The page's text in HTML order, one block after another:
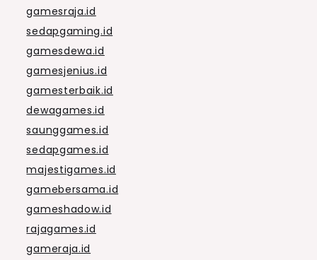
gamesraja.id
sedapgaming.id
gamesdewa.id
gamesjenius.id
gamesterbaik.id
dewagames.id
saunggames.id
sedapgames.id
majestigames.id
gamebersama.id
gameshadow.id
rajagames.id
gameraja.id